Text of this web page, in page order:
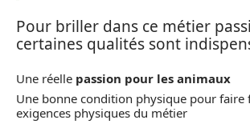
Pour briller dans ce métier
certaines qualités sont
Une réelle passion pour les animaux
Une bonne condition physique pour faire
exigences physiques du métier